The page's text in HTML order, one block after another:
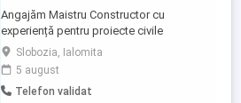
Angajăm Maistru Constructor cu
experiență pentru proiecte civile
industriale Suntem o companie în plină
dezvoltare, specializată în execuția de
lucrări de construcții de înaltă calitate.
Cautăm un Maistru Constructor dedicat și
Slobozia, Ialomita
5 august
Telefon validat